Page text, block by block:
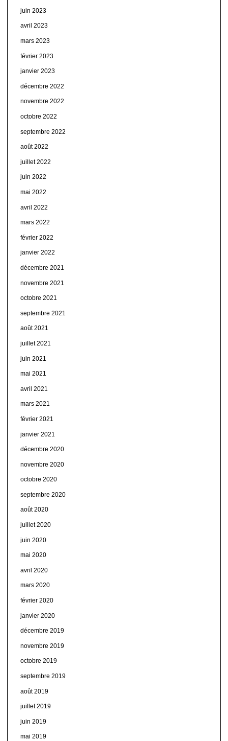
juin 2023
avril 2023
mars 2023
février 2023
janvier 2023
décembre 2022
novembre 2022
octobre 2022
septembre 2022
août 2022
juillet 2022
juin 2022
mai 2022
avril 2022
mars 2022
février 2022
janvier 2022
décembre 2021
novembre 2021
octobre 2021
septembre 2021
août 2021
juillet 2021
juin 2021
mai 2021
avril 2021
mars 2021
février 2021
janvier 2021
décembre 2020
novembre 2020
octobre 2020
septembre 2020
août 2020
juillet 2020
juin 2020
mai 2020
avril 2020
mars 2020
février 2020
janvier 2020
décembre 2019
novembre 2019
octobre 2019
septembre 2019
août 2019
juillet 2019
juin 2019
mai 2019